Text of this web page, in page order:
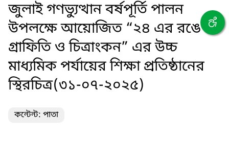
জুলাই গণভ্যুত্থান বর্ষপূর্তি পালন
উপলক্ষে আয়োজিত “২৪ এর রঙে
গ্রাফিতি ও চিত্রাংকন” এর উচ্চ
মাধ্যমিক পর্যায়ের শিক্ষা প্রতিষ্ঠানের
স্থিরচিত্র(৩১-০৭-২০২৫)
কন্টেন্ট: পাতা